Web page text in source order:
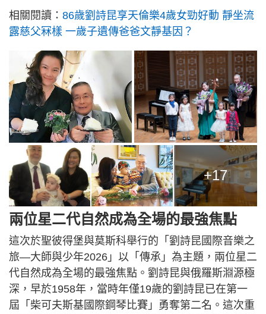
相關閱讀： 86歲劉詩昆享天倫樂4歲女勁好動 靜坐流
露慈父冧樣 一歲子遺傳爸爸文靜基因？
+17
兩位星二代自然成為全場的最強焦點
這次於聖彼得堡與莫斯科舉行的「劉詩昆國際音樂之
旅—大師與少年2026」以「傳承」為主題，兩位星二
代自然成為全場的最強焦點。劉詩昆與俄羅斯淵源極
深，早於1958年，當時年僅19歲的劉詩昆已在第一
屆「柴可夫斯基國際鋼琴比賽」勇奪第二名。這次重